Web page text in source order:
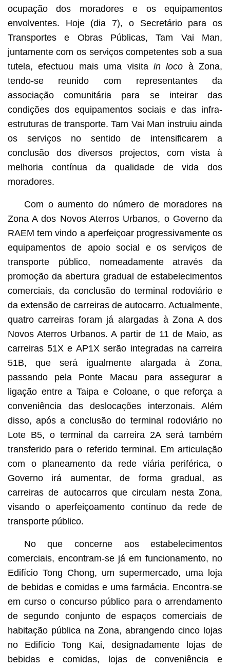
ocupação dos moradores e os equipamentos
envolventes. Hoje (dia 7), o Secretário para os
Transportes e Obras Públicas, Tam Vai Man,
juntamente com os serviços competentes sob a sua
tutela, efectuou mais uma visita in loco à Zona,
tendo-se reunido com representantes da
associação comunitária para se inteirar das
condições dos equipamentos sociais e das infra-
estruturas de transporte. Tam Vai Man instruiu ainda
os serviços no sentido de intensificarem a
conclusão dos diversos projectos, com vista à
melhoria contínua da qualidade de vida dos
moradores.
Com o aumento do número de moradores na
Zona A dos Novos Aterros Urbanos, o Governo da
RAEM tem vindo a aperfeiçoar progressivamente os
equipamentos de apoio social e os serviços de
transporte público, nomeadamente através da
promoção da abertura gradual de estabelecimentos
comerciais, da conclusão do terminal rodoviário e
da extensão de carreiras de autocarro. Actualmente,
quatro carreiras foram já alargadas à Zona A dos
Novos Aterros Urbanos. A partir de 11 de Maio, as
carreiras 51X e AP1X serão integradas na carreira
51B, que será igualmente alargada à Zona,
passando pela Ponte Macau para assegurar a
ligação entre a Taipa e Coloane, o que reforça a
conveniência das deslocações interzonais. Além
disso, após a conclusão do terminal rodoviário no
Lote B5, o terminal da carreira 2A será também
transferido para o referido terminal. Em articulação
com o planeamento da rede viária periférica, o
Governo irá aumentar, de forma gradual, as
carreiras de autocarros que circulam nesta Zona,
visando o aperfeiçoamento contínuo da rede de
transporte público.
No que concerne aos estabelecimentos
comerciais, encontram-se já em funcionamento, no
Edifício Tong Chong, um supermercado, uma loja
de bebidas e comidas e uma farmácia. Encontra-se
em curso o concurso público para o arrendamento
de segundo conjunto de espaços comerciais de
habitação pública na Zona, abrangendo cinco lojas
no Edifício Tong Kai, designadamente lojas de
bebidas e comidas, lojas de conveniência e